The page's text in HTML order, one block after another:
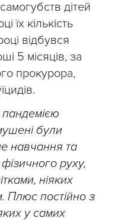
дітей
їх кількість
відбувся
5 місяців, за
прокурора,
були
навчання та
руху,
ніяких
Плюс постійно з
у самих